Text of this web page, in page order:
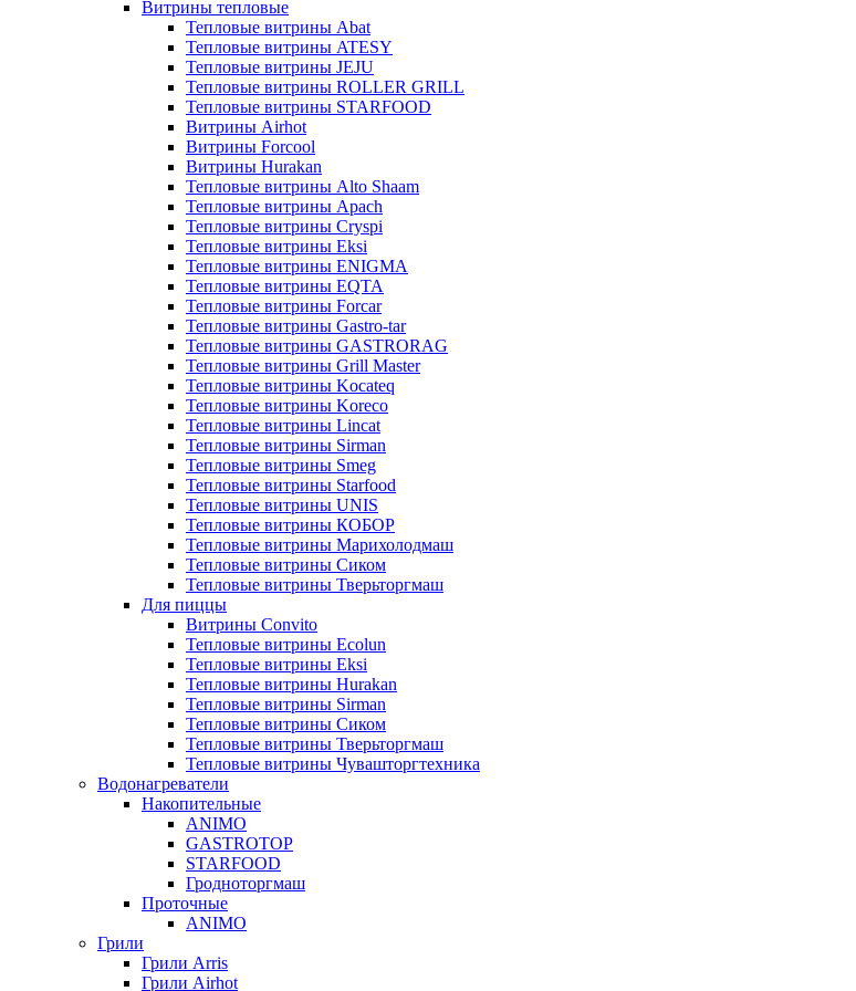
Витрины тепловые
Тепловые витрины Abat
Тепловые витрины ATESY
Тепловые витрины JEJU
Тепловые витрины ROLLER GRILL
Тепловые витрины STARFOOD
Витрины Airhot
Витрины Forcool
Витрины Hurakan
Тепловые витрины Alto Shaam
Тепловые витрины Apach
Тепловые витрины Cryspi
Тепловые витрины Eksi
Тепловые витрины ENIGMA
Тепловые витрины EQTA
Тепловые витрины Forcar
Тепловые витрины Gastro-tar
Тепловые витрины GASTRORAG
Тепловые витрины Grill Master
Тепловые витрины Kocateq
Тепловые витрины Koreco
Тепловые витрины Lincat
Тепловые витрины Sirman
Тепловые витрины Smeg
Тепловые витрины Starfood
Тепловые витрины UNIS
Тепловые витрины КОБОР
Тепловые витрины Марихолодмаш
Тепловые витрины Сиком
Тепловые витрины Тверьторгмаш
Для пиццы
Витрины Convito
Тепловые витрины Ecolun
Тепловые витрины Eksi
Тепловые витрины Hurakan
Тепловые витрины Sirman
Тепловые витрины Сиком
Тепловые витрины Тверьторгмаш
Тепловые витрины Чувашторгтехника
Водонагреватели
Накопительные
ANIMO
GASTROTOP
STARFOOD
Гродноторгмаш
Проточные
ANIMO
Грили
Грили Arris
Грили Airhot